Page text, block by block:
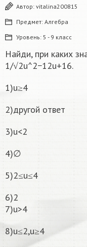
Автор: vitalina200815
Предмет: Алгебра
Уровень: 5 - 9 класс
Найди, при каких
1/√2u^2−12u+16.
1)u≥4
2)другой ответ
3)u<2
4)∅
5)2≤u≤4
6)2
7)u>4
8)u≤2,u≥4